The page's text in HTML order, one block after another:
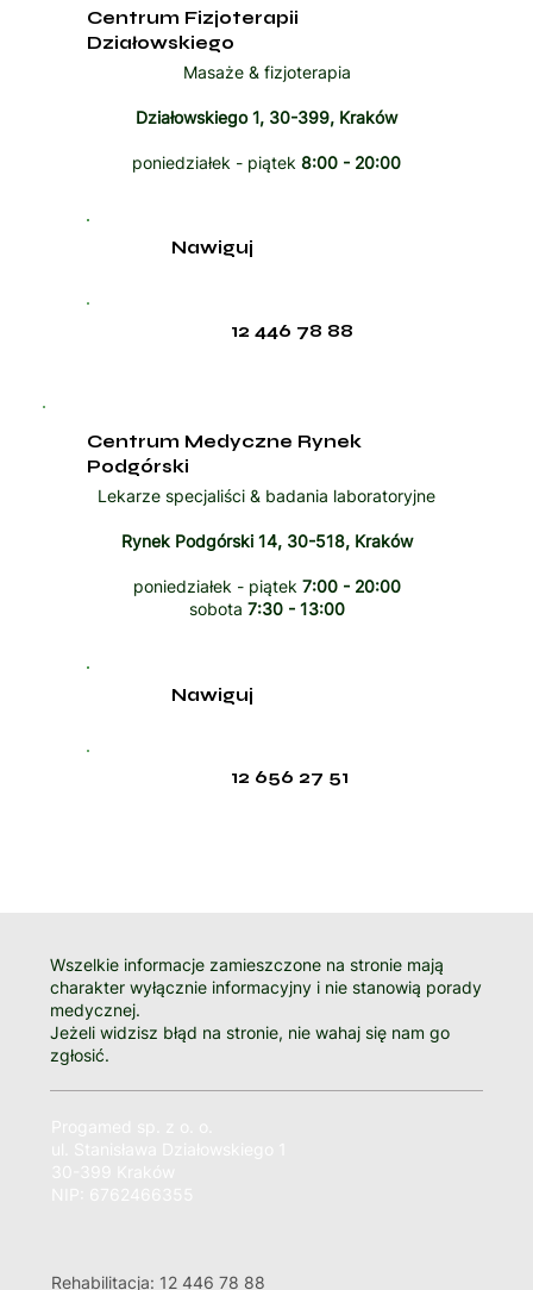
Centrum Fizjoterapii
Działowskiego
Masaże & fizjoterapia
Działowskiego 1, 30-399, Kraków
poniedziałek - piątek 8:00 - 20:00
12 446 78 88
Nawiguj
Centrum Medyczne Rynek
Podgórski
Lekarze specjaliści & badania laboratoryjne
Rynek Podgórski 14, 30-518, Kraków
poniedziałek - piątek 7:00 - 20:00
sobota 7:30 - 13:00
12 656 27 51
Nawiguj
Wszelkie informacje zamieszczone na stronie mają
charakter wyłącznie informacyjny i nie stanowią porady
medycznej.
Jeżeli widzisz błąd na stronie, nie wahaj się nam go
zgłosić.
Rehabilitacja: 12 446 78 88